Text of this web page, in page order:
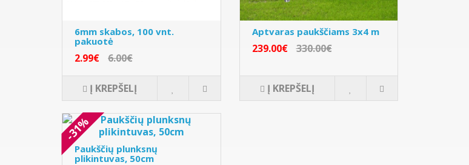
6mm skabos, 100 vnt.
pakuotė
2.99€ 6.00€
Į KREPŠELĮ
Aptvaras paukščiams 3x4 m
239.00€ 330.00€
Į KREPŠELĮ
-31%
Paukščių plunksnų
plikintuvas, 50cm